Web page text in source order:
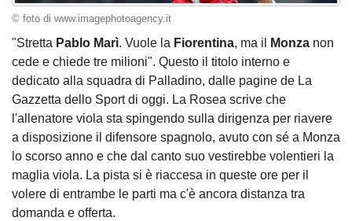
© foto di www.imagephotoagency.it
"Stretta Pablo Marì. Vuole la Fiorentina, ma il Monza non
cede e chiede tre milioni". Questo il titolo interno e
dedicato alla squadra di Palladino, dalle pagine de La
Gazzetta dello Sport di oggi. La Rosea scrive che
l'allenatore viola sta spingendo sulla dirigenza per riavere
a disposizione il difensore spagnolo, avuto con sé a Monza
lo scorso anno e che dal canto suo vestirebbe volentieri la
maglia viola. La pista si è riaccesa in queste ore per il
volere di entrambe le parti ma c'è ancora distanza tra
domanda e offerta.